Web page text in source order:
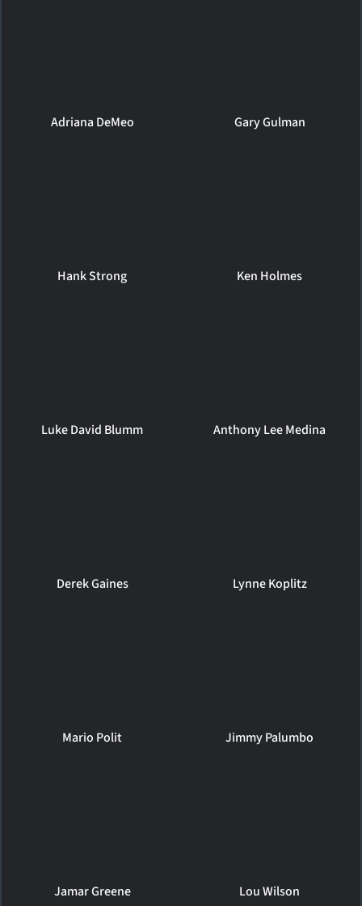
Adriana DeMeo Gary Gulman
Hank Strong Ken Holmes
Luke David Blumm Anthony Lee Medina
Derek Gaines Lynne Koplitz
Mario Polit Jimmy Palumbo
Jamar Greene Lou Wilson